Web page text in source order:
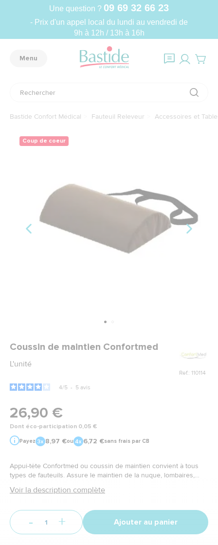
Une question ? 09 69 32 66 23
- Prix d'un appel local du lundi au vendredi de
9h à 12h / 13h à 16h
Menu
Bastide Confort Médical Fauteuil Releveur Accessoires et
Coup de coeur
Coussin de maintien Confortmed
L'unité
Ref.: 110114
4/5 - 5 avis
26,90 €
Dont éco-participation 0,05 €
Payez 8,97 €ou 6,72 €sans frais par CB
Appui-tête Confortmed ou coussin de maintien convient à tous
types de fauteuils. Assure le maintien de la nuque, lombaires,
Voir la description complète
- + Ajouter au panier